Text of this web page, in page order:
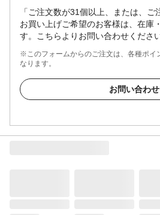
「ご注文数が31個以上、または、
お買い上げご希望のお客様は、在庫
す。こちらよりお問い合わせください
※このフォームからのご注文は、各種ポイ
なります。
お問い合わせ